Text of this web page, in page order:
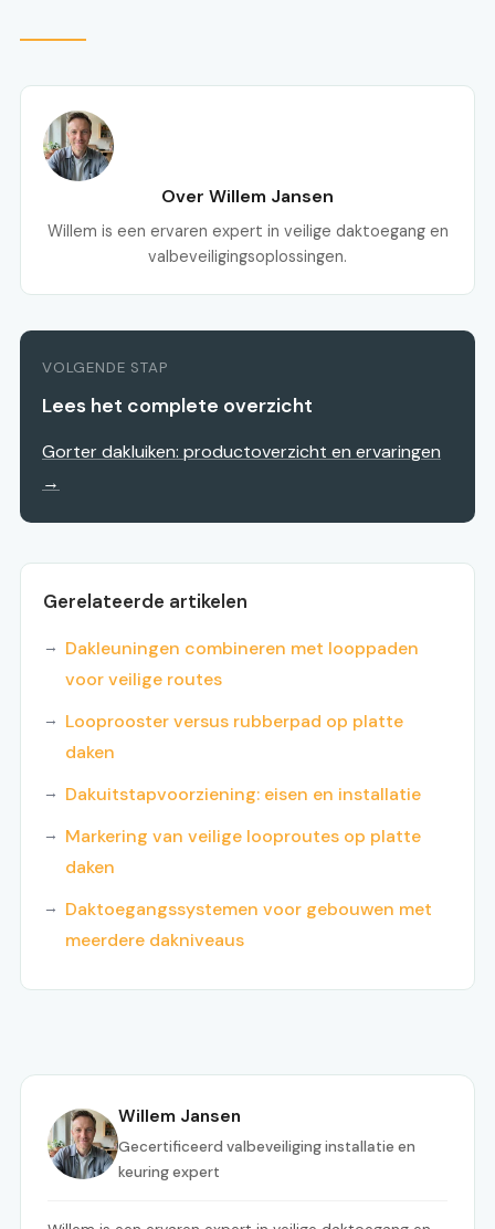
Over Willem Jansen
Willem is een ervaren expert in veilige daktoegang en
valbeveiligingsoplossingen.
VOLGENDE STAP
Lees het complete overzicht
Gorter dakluiken: productoverzicht en ervaringen
→
Gerelateerde artikelen
Dakleuningen combineren met looppaden
voor veilige routes
Looprooster versus rubberpad op platte
daken
Dakuitstapvoorziening: eisen en installatie
Markering van veilige looproutes op platte
daken
Daktoegangssystemen voor gebouwen met
meerdere dakniveaus
Willem Jansen
Gecertificeerd valbeveiliging installatie en
keuring expert